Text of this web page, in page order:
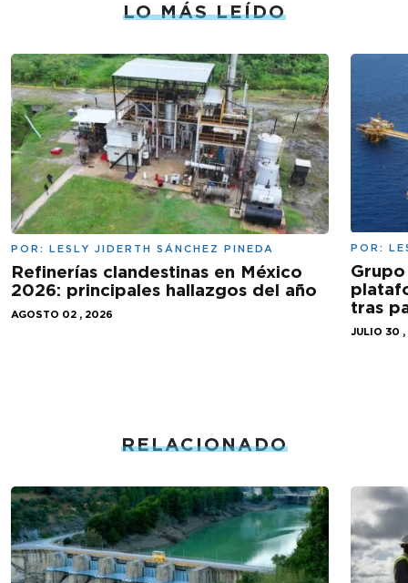
LO MÁS LEÍDO
POR: LESLY JIDERTH SÁNCHEZ PINEDA
Refinerías clandestinas en México
2026: principales hallazgos del año
AGOSTO 02 , 2026
POR:
tras
JULIO 30
RELACIONADO